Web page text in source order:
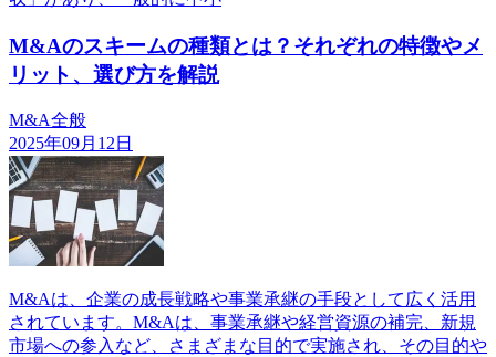
M&Aのスキームの種類とは？それぞれの特徴やメ
リット、選び方を解説
M&A全般
2025年09月12日
M&Aは、企業の成長戦略や事業承継の手段として広く活用
されています。M&Aは、事業承継や経営資源の補完、新規
市場への参入など、さまざまな目的で実施され、その目的や